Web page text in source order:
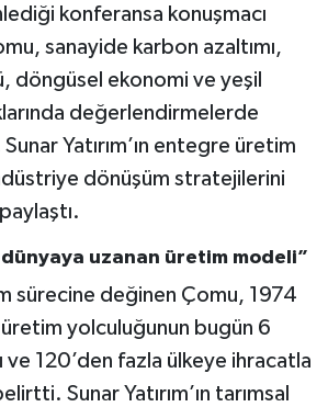
konferansa konuşmacı
sanayide karbon azaltımı,
döngüsel ekonomi ve yeşil
değerlendirmelerde
Yatırım’ın entegre üretim
dönüşüm stratejilerini
dünyaya uzanan üretim modeli”
sürecine değinen Çomu, 1974
üretim yolculuğunun bugün 6
ve 120’den fazla ülkeye ihracatla
Sunar Yatırım’ın tarımsal